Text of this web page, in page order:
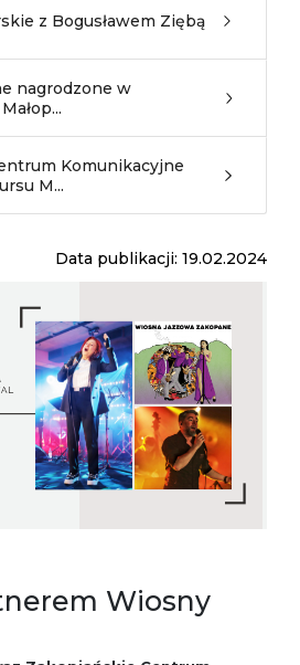
z Bogusławem Ziębą
nagrodzone w
Komunikacyjne
M...
Data publikacji: 19.02.2024
Wiosny